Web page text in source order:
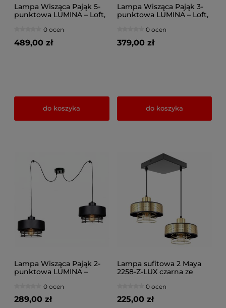
Lampa Wisząca Pająk 5-
punktowa LUMINA – Loft,
Kolorów) 8650-CC
0 ocen
489,00 zł
do koszyka
Lampa Wisząca Pająk 3-
punktowa LUMINA – Loft,
Kolorów) 8653-CC
0 ocen
379,00 zł
do koszyka
Lampa Wisząca Pająk 2-
punktowa LUMINA –
(Różne kolory) 8652-CC
0 ocen
289,00 zł
Lampa sufitowa 2 Maya
2258-Z-LUX czarna ze
0 ocen
225,00 zł